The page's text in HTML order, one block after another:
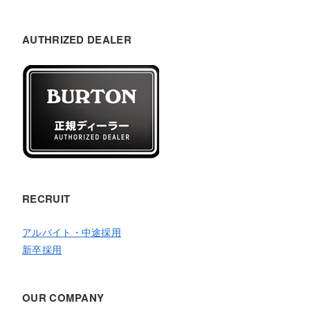
AUTHRIZED DEALER
RECRUIT
アルバイト・中途採用
新卒採用
OUR COMPANY